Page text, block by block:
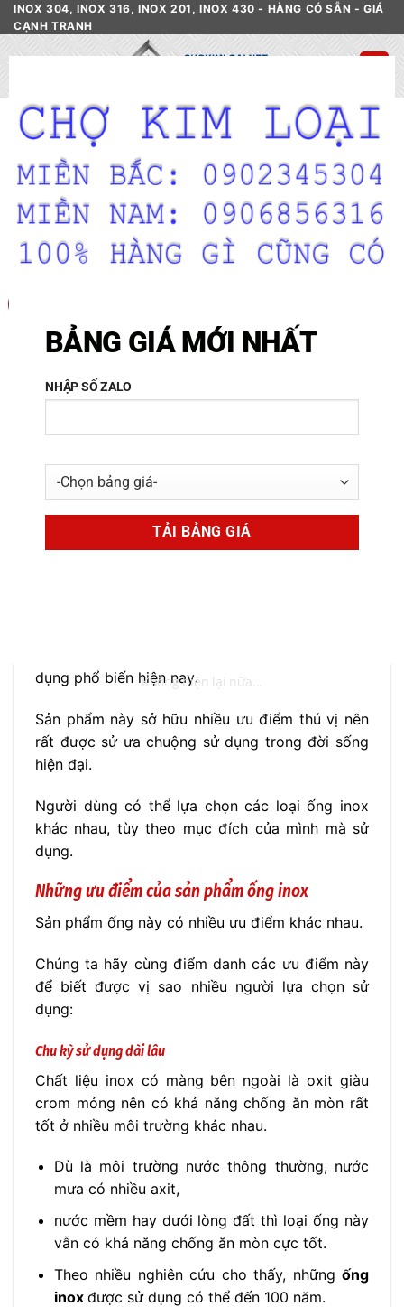
Skip
to
content
INOX 304, INOX 316, INOX 201, INOX 430 - HÀNG CÓ SẴN - GIÁ
CẠNH TRANH
Những ưu điểm của ống inox khiến
nhiều người sử dụng
Những ưu điểm của ống inox khiến
dụng phổ biến hiện nay.
Sản phẩm này sở hữu nhiều ưu điểm thú vị nên
rất được sử ưa chuộng sử dụng trong đời sống
hiện đại.
Người dùng có thể lựa chọn các loại ống inox
khác nhau, tùy theo mục đích của mình mà sử
dụng.
Những ưu điểm của sản phẩm ống inox
Sản phẩm ống này có nhiều ưu điểm khác nhau.
Chúng ta hãy cùng điểm danh các ưu điểm này
để biết được vị sao nhiều người lựa chọn sử
dụng:
Chu kỳ sử dụng dài lâu
Chất liệu inox có màng bên ngoài là oxit giàu
crom mỏng nên có khả năng chống ăn mòn rất
tốt ở nhiều môi trường khác nhau.
Dù là môi trường nước thông thường, nước
mưa có nhiều axit,
nước mềm hay dưới lòng đất thì loại ống này
vẫn có khả năng chống ăn mòn cực tốt.
Theo nhiều nghiên cứu cho thấy, những ống
inox được sử dụng có thể đến 100 năm.
BẢNG GIÁ MỚI NHẤT
NHẬP SỐ ZALO
Không hiện lại nữa...